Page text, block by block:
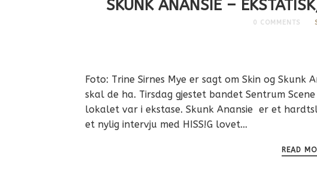
SKUNK ANANSIE –
0 COMMENTS
Foto: Trine Sirnes Mye er sagt om Skin og Skunk
skal de ha. Tirsdag gjestet bandet Sentrum
lokalet var i ekstase. Skunk Anansie er et
et nylig intervju med HISS!G lovet…
READ